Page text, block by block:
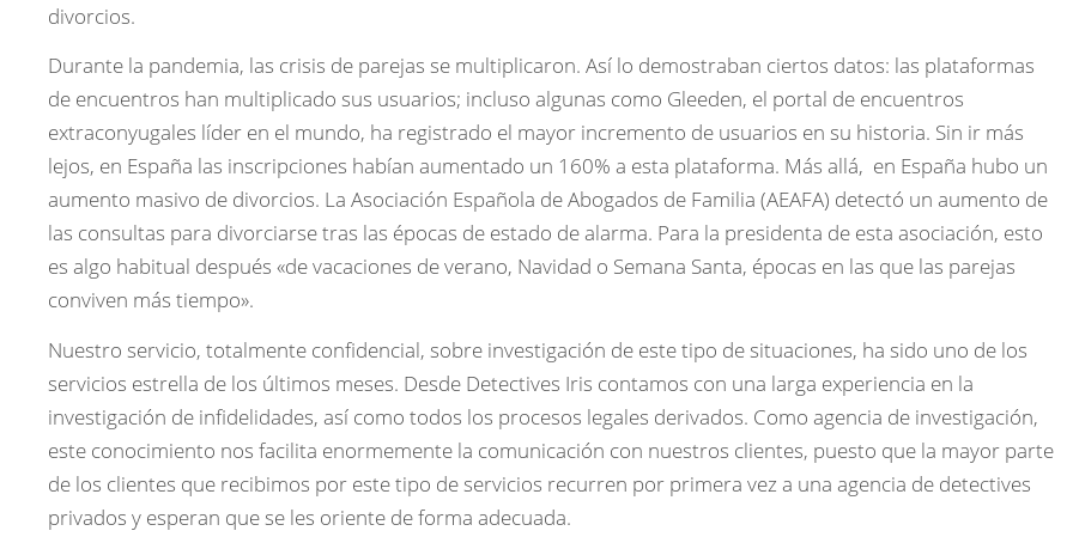
divorcios.
Durante la pandemia, las crisis de parejas se multiplicaron. Así lo demostraban ciertos datos: las plataformas
de encuentros han multiplicado sus usuarios; incluso algunas como Gleeden, el portal de encuentros
extraconyugales líder en el mundo, ha registrado el mayor incremento de usuarios en su historia. Sin ir más
lejos, en España las inscripciones habían aumentado un 160% a esta plataforma. Más allá, en España hubo un
aumento masivo de divorcios. La Asociación Española de Abogados de Familia (AEAFA) detectó un aumento de
las consultas para divorciarse tras las épocas de estado de alarma. Para la presidenta de esta asociación, esto
es algo habitual después «de vacaciones de verano, Navidad o Semana Santa, épocas en las que las parejas
conviven más tiempo».
Nuestro servicio, totalmente confidencial, sobre investigación de este tipo de situaciones, ha sido uno de los
servicios estrella de los últimos meses. Desde Detectives Iris contamos con una larga experiencia en la
investigación de infidelidades, así como todos los procesos legales derivados. Como agencia de investigación,
este conocimiento nos facilita enormemente la comunicación con nuestros clientes, puesto que la mayor parte
de los clientes que recibimos por este tipo de servicios recurren por primera vez a una agencia de detectives
privados y esperan que se les oriente de forma adecuada.